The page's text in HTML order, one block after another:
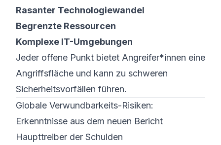
Rasanter Technologiewandel
Begrenzte Ressourcen
Komplexe IT-Umgebungen
Jeder offene Punkt bietet Angreifer*innen eine
Angriffsfläche und kann zu schweren
Sicherheitsvorfällen führen.
Globale Verwundbarkeits-Risiken:
Erkenntnisse aus dem neuen Bericht
Haupttreiber der Schulden